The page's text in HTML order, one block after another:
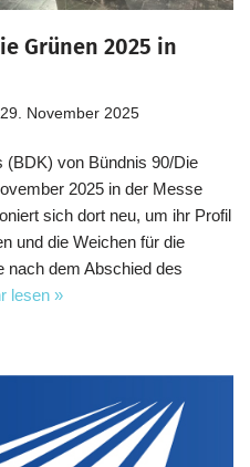
Grünen 2025 in
29. November 2025
(BDK) von Bündnis 90/Die
2025 in der Messe
sich dort neu, um ihr Profil
und die Weichen für die
nach dem Abschied des
lesen »